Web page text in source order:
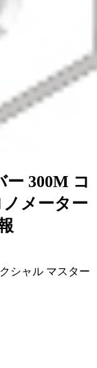
300M コ
メーター
シャル マスター